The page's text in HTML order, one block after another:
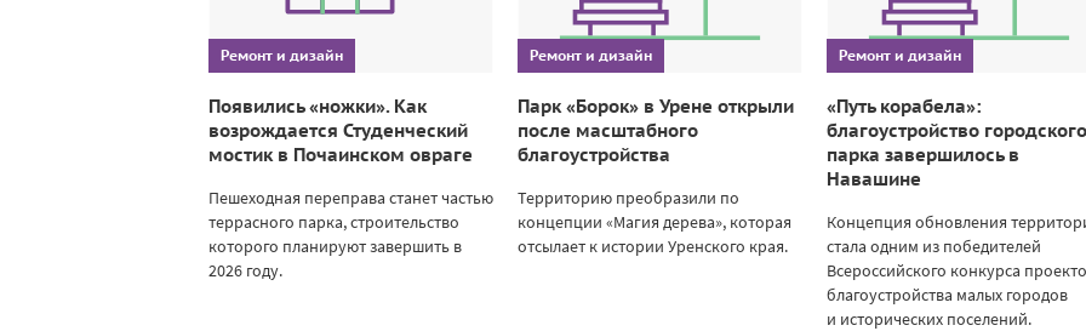
Ремонт и дизайн
Появились «ножки». Как
возрождается Студенческий
мостик в Почаинском овраге
Пешеходная переправа станет частью
террасного парка, строительство
которого планируют завершить в
2026 году.
Ремонт и дизайн
Парк «Борок» в Урене открыли
после масштабного
благоустройства
Территорию преобразили по
концепции «Магия дерева», которая
отсылает к истории Уренского края.
Ремонт и дизайн
«Путь корабела»:
благоустройство городского
парка завершилось в
Навашине
Концепция обновления
стала одним из победителей
Всероссийского конкурса
благоустройства малых городов
и исторических поселений.